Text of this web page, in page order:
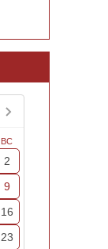
ВС
2
9
16
23